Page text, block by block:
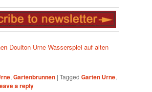
Doulton Urne Wasserspiel auf alten
,Gartenbrunnen |Tagged Garten Urne,
a reply